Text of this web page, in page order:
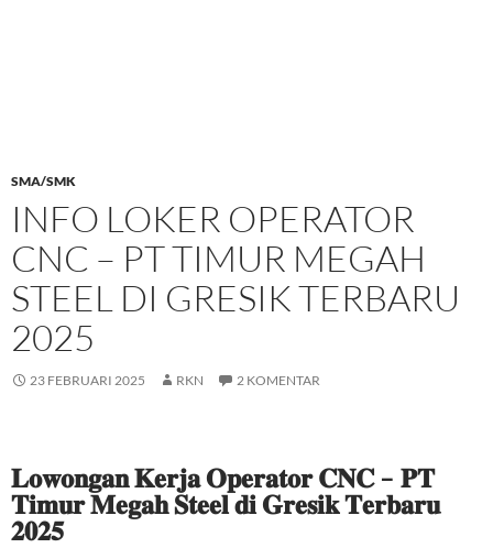
SMA/SMK
INFO LOKER OPERATOR
CNC – PT TIMUR MEGAH
STEEL DI GRESIK TERBARU
2025
23 FEBRUARI 2025 RKN 2 KOMENTAR
𝐋𝐨𝐰𝐨𝐧𝐠𝐚𝐧 𝐊𝐞𝐫𝐣𝐚 𝐎𝐩𝐞𝐫𝐚𝐭𝐨𝐫 𝐂𝐍𝐂 – 𝐏𝐓
𝐓𝐢𝐦𝐮𝐫 𝐌𝐞𝐠𝐚𝐡 𝐒𝐭𝐞𝐞𝐥 𝐝𝐢 𝐆𝐫𝐞𝐬𝐢𝐤 𝐓𝐞𝐫𝐛𝐚𝐫𝐮
𝟐𝟎𝟐𝟓